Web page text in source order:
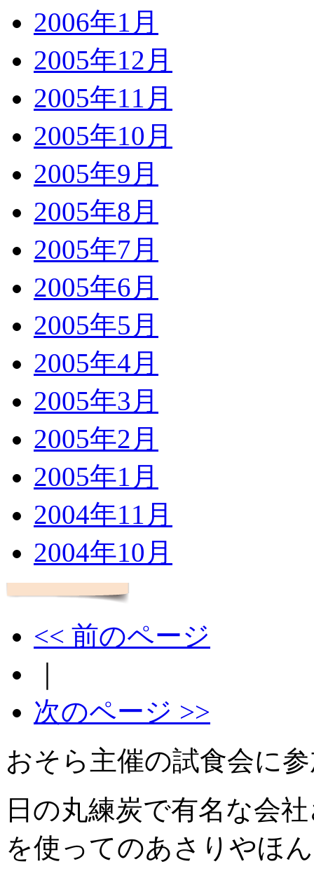
2006年1月
2005年12月
2005年11月
2005年10月
2005年9月
2005年8月
2005年7月
2005年6月
2005年5月
2005年4月
2005年3月
2005年2月
2005年1月
2004年11月
2004年10月
<< 前のページ
次のページ >>
おそら主催の試食会に
日の丸練炭で有名な会
を使ってのあさりやほ